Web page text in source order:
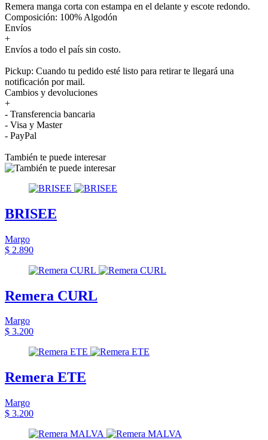
Remera manga corta con estampa en el delante y escote redondo.
Composición: 100% Algodón
Envíos
+
Envíos a todo el país sin costo.
Pickup: Cuando tu pedido esté listo para retirar te llegará una
notificación por mail.
Cambios y devoluciones
+
- Transferencia bancaria
- Visa y Master
- PayPal
También te puede interesar
BRISEE
Margo
$ 2.890
Remera CURL
Margo
$ 3.200
Remera ETE
Margo
$ 3.200